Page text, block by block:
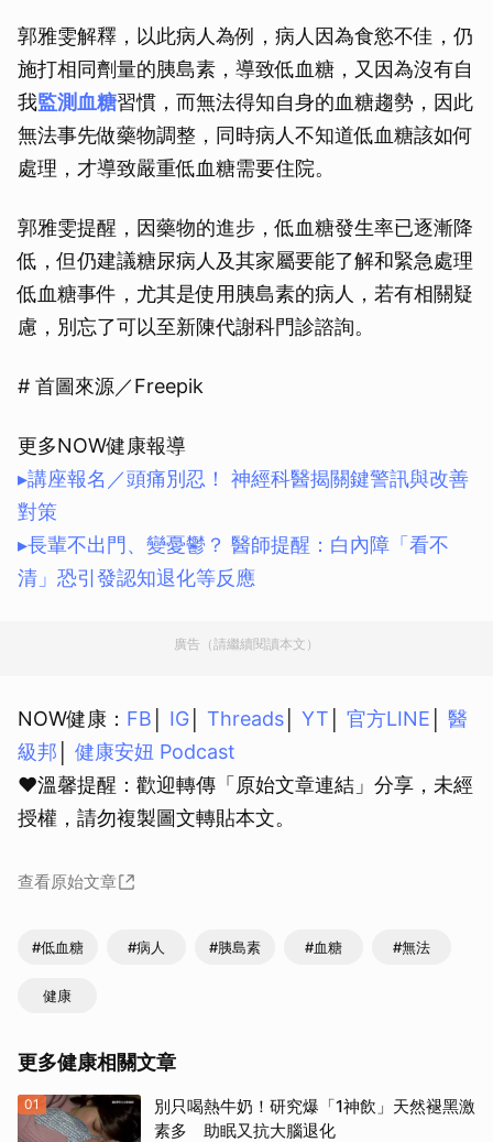
郭雅雯解釋，以此病人為例，病人因為食慾不佳，仍
施打相同劑量的胰島素，導致低血糖，又因為沒有自
我監測血糖習慣，而無法得知自身的血糖趨勢，因此
無法事先做藥物調整，同時病人不知道低血糖該如何
處理，才導致嚴重低血糖需要住院。
郭雅雯提醒，因藥物的進步，低血糖發生率已逐漸降
低，但仍建議糖尿病人及其家屬要能了解和緊急處理
低血糖事件，尤其是使用胰島素的病人，若有相關疑
慮，別忘了可以至新陳代謝科門診諮詢。
# 首圖來源／Freepik
更多NOW健康報導
▸講座報名／頭痛別忍！ 神經科醫揭關鍵警訊與改善
對策
▸長輩不出門、變憂鬱？ 醫師提醒：白內障「看不
清」恐引發認知退化等反應
廣告（請繼續閱讀本文）
NOW健康： FB IG Threads YT 官方LINE
醫
級邦
健康安妞 Podcast
❤溫馨提醒：歡迎轉傳「原始文章連結」分享，未經
授權，請勿複製圖文轉貼本文。
查看原始文章
#低血糖 #病人 #胰島素 #血糖 #無法
健康
更多健康相關文章
01
別只喝熱牛奶！研究爆「1神飲」天然褪黑激
素多 助眠又抗大腦退化